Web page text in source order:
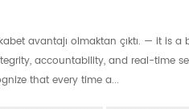
avantajı olmaktan çıktı. — it is a
accountability, and real-time
that every time a...